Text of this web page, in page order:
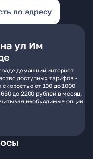
по адресу
ул Им
домашний интернет
доступных тарифов -
от 100 до 1000
до 2200 рублей в месяц.
необходимые опции